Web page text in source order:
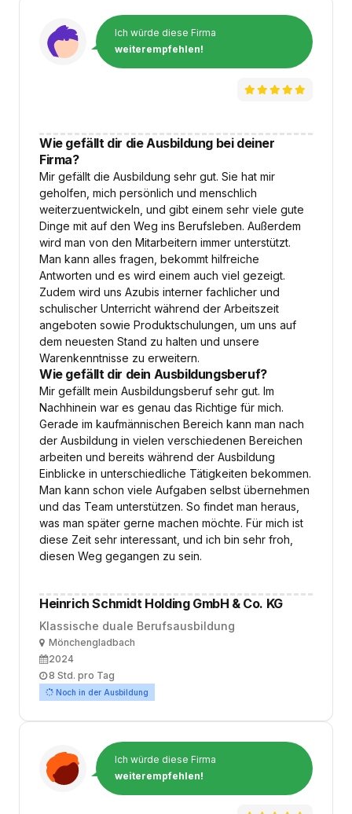
Ich würde diese Firma
weiterempfehlen!
Wie gefällt dir die Ausbildung bei deiner
Firma?
Mir gefällt die Ausbildung sehr gut. Sie hat mir
geholfen, mich persönlich und menschlich
weiterzuentwickeln, und gibt einem sehr viele gute
Dinge mit auf den Weg ins Berufsleben. Außerdem
wird man von den Mitarbeitern immer unterstützt.
Man kann alles fragen, bekommt hilfreiche
Antworten und es wird einem auch viel gezeigt.
Zudem wird uns Azubis interner fachlicher und
schulischer Unterricht während der Arbeitszeit
angeboten sowie Produktschulungen, um uns auf
dem neuesten Stand zu halten und unsere
Warenkenntnisse zu erweitern.
Wie gefällt dir dein Ausbildungsberuf?
Mir gefällt mein Ausbildungsberuf sehr gut. Im
Nachhinein war es genau das Richtige für mich.
Gerade im kaufmännischen Bereich kann man nach
der Ausbildung in vielen verschiedenen Bereichen
arbeiten und bereits während der Ausbildung
Einblicke in unterschiedliche Tätigkeiten bekommen.
Man kann schon viele Aufgaben selbst übernehmen
und das Team unterstützen. So findet man heraus,
was man später gerne machen möchte. Für mich ist
diese Zeit sehr interessant, und ich bin sehr froh,
diesen Weg gegangen zu sein.
Heinrich Schmidt Holding GmbH & Co. KG
Klassische duale Berufsausbildung
OrtMönchengladbach
Ausbildungsbeginn
2024
Arbeitszeit
8 Std. pro Tag
Noch in der Ausbildung
Ich würde diese Firma
weiterempfehlen!